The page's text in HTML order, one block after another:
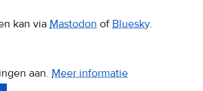
kan via Mastodon ofBluesky.
aan. Meer informatie